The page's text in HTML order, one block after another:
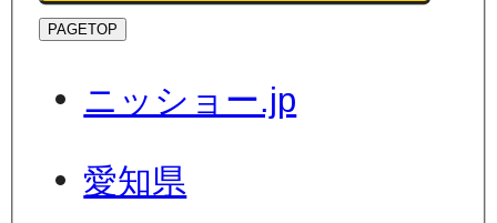
PAGETOP
ニッショー.jp
愛知県